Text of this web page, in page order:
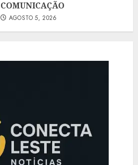
COMUNICAÇÃO
AGOSTO 5, 2026